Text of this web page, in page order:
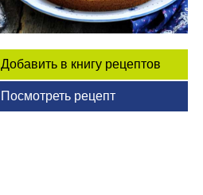
Добавить в книгу рецептов
Посмотреть рецепт